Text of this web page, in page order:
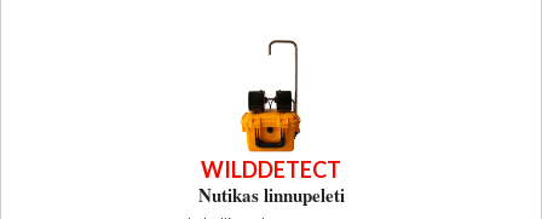
WILDDETECT
Nutikas linnupeleti